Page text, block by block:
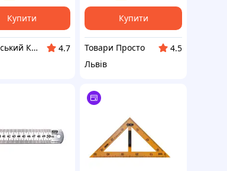
Купити
Український Кошик
4.7
Купити
Товари Просто
4.5
Львів